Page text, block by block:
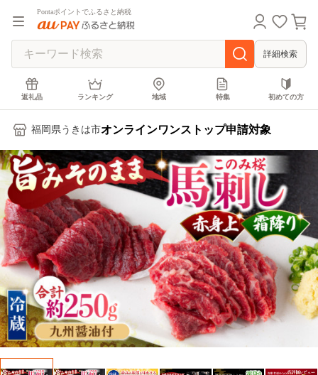
Pontaポイントでふるさと納税
詳細検索
返礼品 ランキング 地域 特集 初めての方
福岡県うきは市オンラインワンストップ申請対象